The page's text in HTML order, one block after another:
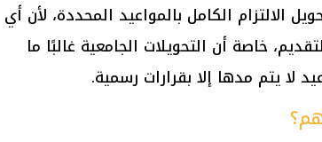
الالتزام الكامل بالمواعيد المحددة، لأن أي
خاصة أن التحويلات الجامعية غالبًا ما
لا يتم مدها إلا بقرارات رسمية.